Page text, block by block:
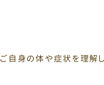
ご自身の体や症状を理解